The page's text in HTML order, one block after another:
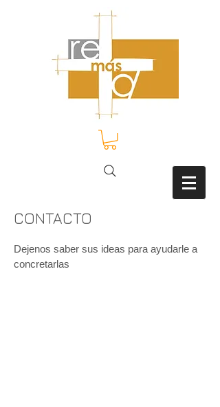
CONTACTO
Dejenos saber sus ideas para ayudarle a
concretarlas